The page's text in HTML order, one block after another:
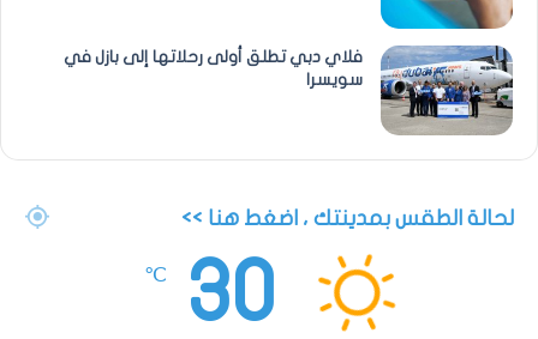
فلاي دبي تطلق أولى رحلاتها إلى بازل في
سويسرا
لحالة الطقس بمدينتك ، اضغط هنا >>
30
℃